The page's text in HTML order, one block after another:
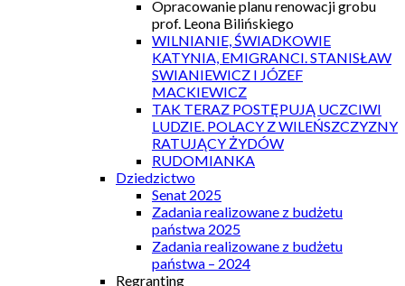
Opracowanie planu renowacji grobu
prof. Leona Bilińskiego
WILNIANIE, ŚWIADKOWIE
KATYNIA, EMIGRANCI. STANISŁAW
SWIANIEWICZ I JÓZEF
MACKIEWICZ
TAK TERAZ POSTĘPUJĄ UCZCIWI
LUDZIE. POLACY Z WILEŃSZCZYZNY
RATUJĄCY ŻYDÓW
RUDOMIANKA
Dziedzictwo
Senat 2025
Zadania realizowane z budżetu
państwa 2025
Zadania realizowane z budżetu
państwa – 2024
Regranting